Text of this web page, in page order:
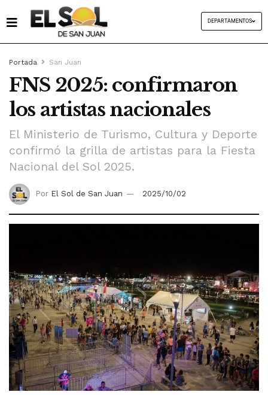
DEPARTAMENTOS
Portada San Juan
FNS 2025: confirmaron
los artistas nacionales
El Ministerio de Turismo, Cultura y Deporte
confirmó la grilla de artistas para la Fiesta
Nacional del Sol 2025.
Por El Sol de San Juan 2025/10/02